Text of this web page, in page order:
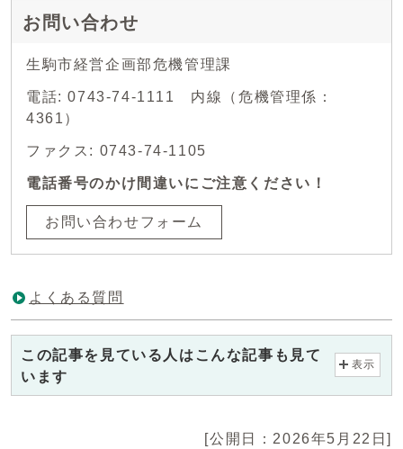
お問い合わせ
生駒市経営企画部危機管理課
電話: 0743-74-1111 内線（危機管理係：
4361）
ファクス: 0743-74-1105
電話番号のかけ間違いにご注意ください！
お問い合わせフォーム
よくある質問
この記事を見ている人はこんな記事も見て
います
表示
[公開日：2026年5月22日]